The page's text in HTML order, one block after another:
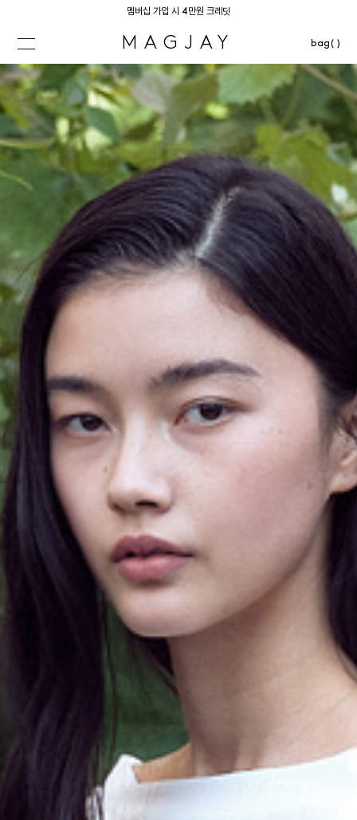
멤버십 가입 시 4만원 크레딧
MAGJAY bag( )